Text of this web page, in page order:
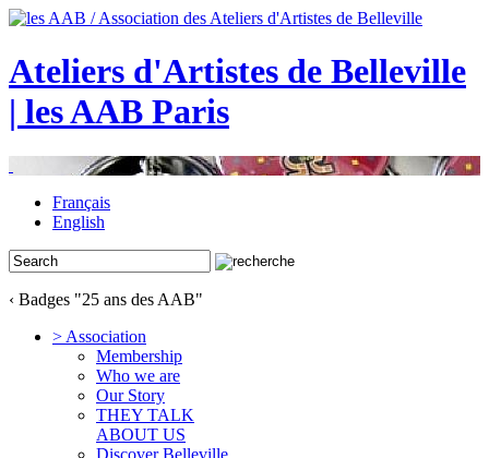
Ateliers d'Artistes de Belleville
| les AAB Paris
Français
English
‹ Badges "25 ans des AAB"
> Association
Membership
Who we are
Our Story
THEY TALK
ABOUT US
Discover Belleville